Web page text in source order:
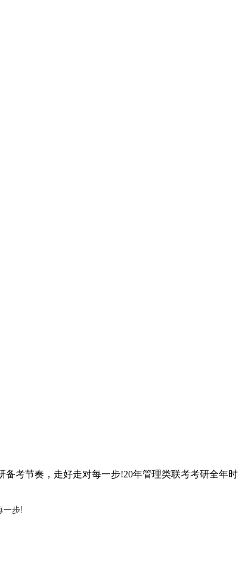
考节奏，走好走对每一步!20年管理类联考考研全年时
一步!